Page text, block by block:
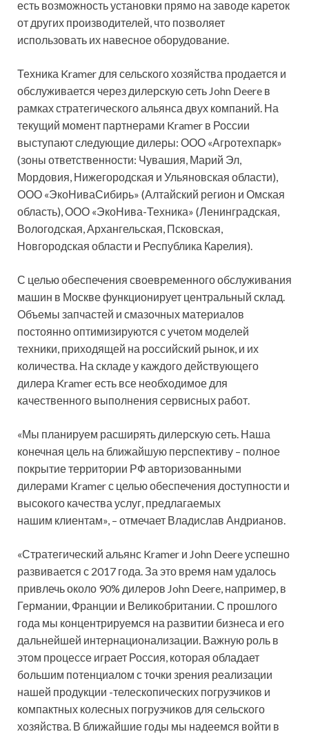
есть возможность установки прямо на заводе кареток
от других производителей, что позволяет
использовать их навесное оборудование.
Техника Kramer для сельского хозяйства продается и
обслуживается через дилерскую сеть John Deere в
рамках стратегического альянса двух компаний. На
текущий момент партнерами Kramer в России
выступают следующие дилеры: ООО «Агротехпарк»
(зоны ответственности: Чувашия, Марий Эл,
Мордовия, Нижегородская и Ульяновская области),
ООО «ЭкоНиваСибирь» (Алтайский регион и Омская
область), ООО «ЭкоНива-Техника» (Ленинградская,
Вологодская, Архангельская, Псковская,
Новгородская области и Республика Карелия).
С целью обеспечения своевременного обслуживания
машин в Москве функционирует центральный склад.
Объемы запчастей и смазочных материалов
постоянно оптимизируются с учетом моделей
техники, приходящей на российский рынок, и их
количества. На складе у каждого действующего
дилера Kramer есть все необходимое для
качественного выполнения сервисных работ.
«Мы планируем расширять дилерскую сеть. Наша
конечная цель на ближайшую перспективу – полное
покрытие территории РФ авторизованными
дилерами Kramer с целью обеспечения доступности и
высокого качества услуг, предлагаемых
нашим клиентам», – отмечает Владислав Андрианов.
«Стратегический альянс Kramer и John Deere успешно
развивается с 2017 года. За это время нам удалось
привлечь около 90% дилеров John Deere, например, в
Германии, Франции и Великобритании. С прошлого
года мы концентрируемся на развитии бизнеса и его
дальнейшей интернационализации. Важную роль в
этом процессе играет Россия, которая обладает
большим потенциалом с точки зрения реализации
нашей продукции -телескопических погрузчиков и
компактных колесных погрузчиков для сельского
хозяйства. В ближайшие годы мы надеемся войти в